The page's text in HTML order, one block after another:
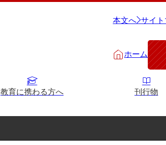
本文へ サイ
ホーム
教育に携わる方へ 刊行物